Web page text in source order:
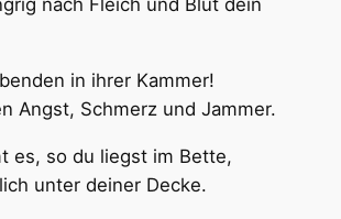
nach Fleich und Blut dein
in ihrer Kammer!
Angst, Schmerz und Jammer.
es, so du liegst im Bette,
unter deiner Decke.